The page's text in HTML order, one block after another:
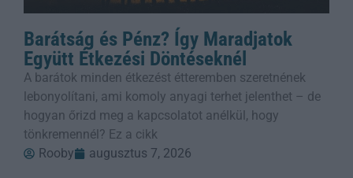
Barátság és Pénz? Így Maradjatok
Együtt Étkezési Döntéseknél
A barátok minden étkezést étteremben szeretnének
lebonyolítani, ami komoly anyagi terhet jelenthet – de
hogyan őrizd meg a kapcsolatot anélkül, hogy
tönkremennél? Ez a cikk
Rooby
augusztus 7, 2026